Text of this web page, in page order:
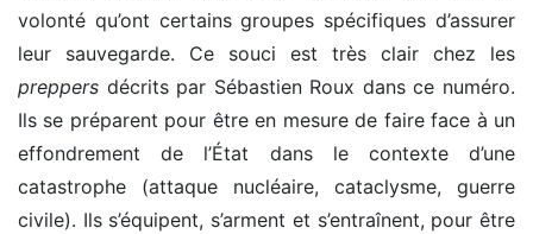
volonté qu’ont certains groupes spécifiques d’assurer
leur sauvegarde. Ce souci est très clair chez les
preppers décrits par Sébastien Roux dans ce numéro.
Ils se préparent pour être en mesure de faire face à un
effondrement de l’État dans le contexte d’une
catastrophe (attaque nucléaire, cataclysme, guerre
civile). Ils s’équipent, s’arment et s’entraînent, pour être